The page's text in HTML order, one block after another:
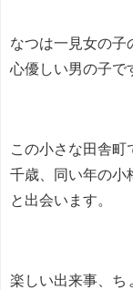
なつは一見女の子
心優しい男の子で
この小さな田舎
千歳、同い年の小
と出会います。
楽しい出来事、ち